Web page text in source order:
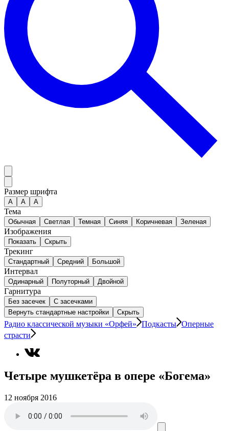
Размер шрифта
А A A
Тема
Обычная Светлая Темная Синяя Коричневая Зеленая
Изображения
Показать Скрыть
Трекинг
Стандартный Средний Большой
Интервал
Одинарный Полуторный Двойной
Гарнитура
Без засечек
С засечками
Вернуть стандартные настройки
Скрыть
Радио классической музыки «Орфей» Подкасты Оперные
страсти
Четыре мушкетёра в опере «Богема»
12 ноября 2016